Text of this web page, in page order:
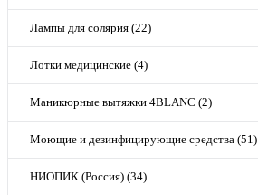
Лампы для солярия (22)
Лотки медицинские (4)
Маникюрные вытяжки 4BLANC (2)
Моющие и дезинфицирующие средства (51)
НИОПИК (Россия) (34)